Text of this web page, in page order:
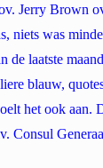
Jerry Brown
niets was
de laatste
blauw,
het ook aan.
Consul